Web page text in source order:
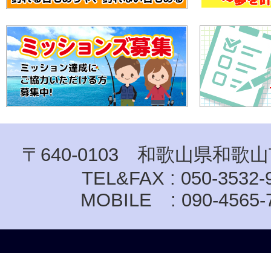
〒640-0103 和歌山県和歌山
TEL&FAX : 050-3532-
MOBILE : 090-4565-